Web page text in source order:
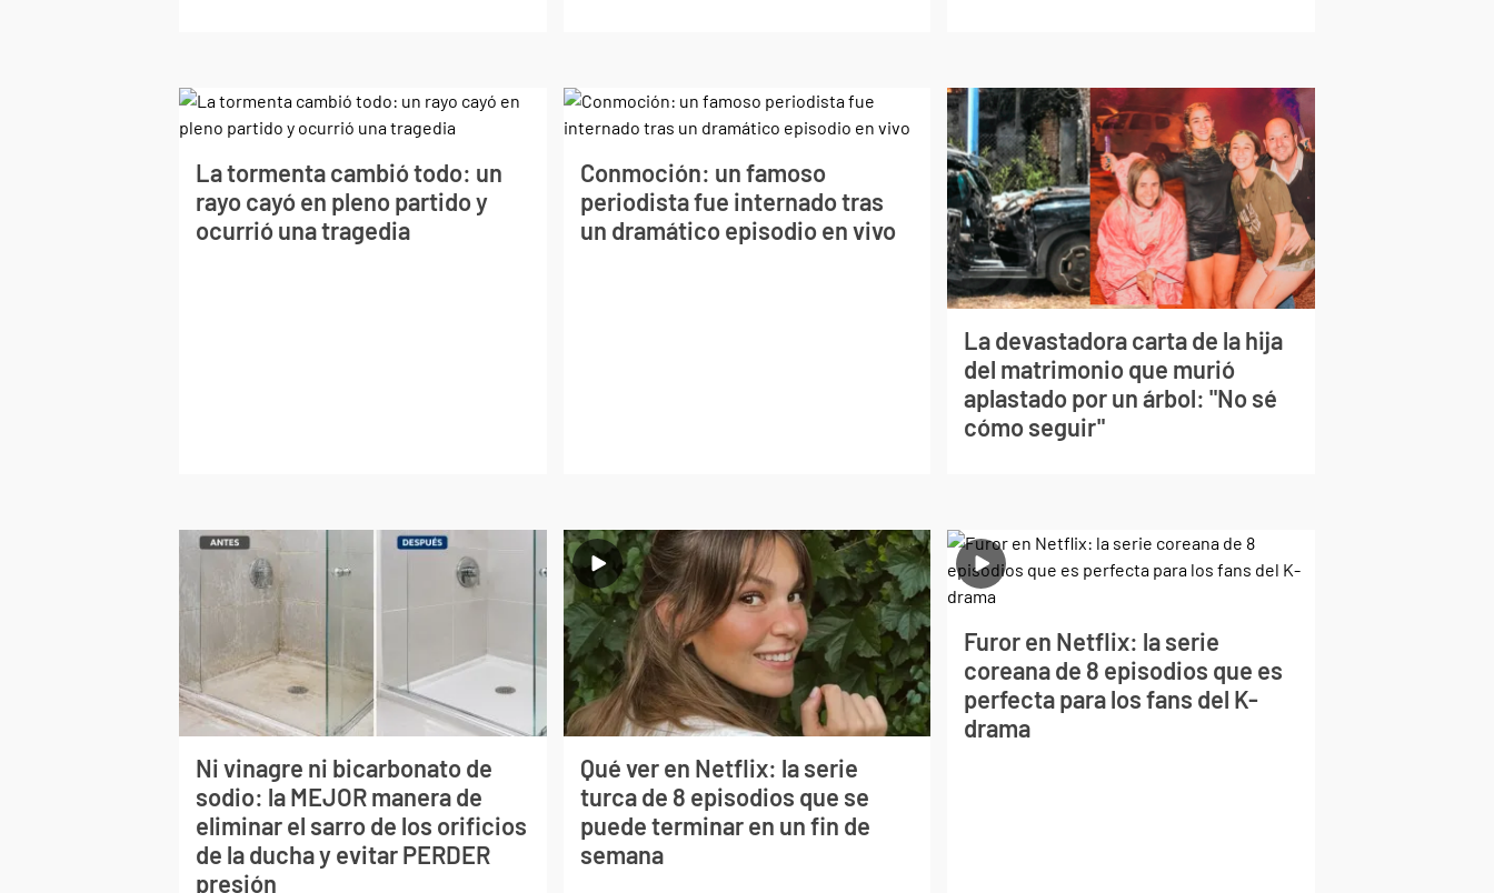
La tormenta cambió todo: un
rayo cayó en pleno partido y
ocurrió una tragedia
Conmoción: un famoso
periodista fue internado tras
un dramático episodio en vivo
La devastadora carta de la hija
del matrimonio que murió
aplastado por un árbol: "No sé
cómo seguir"
Ni vinagre ni bicarbonato de
sodio: la MEJOR manera de
eliminar el sarro de los orificios
de la ducha y evitar PERDER
presión
Qué ver en Netflix: la serie
turca de 8 episodios que se
puede terminar en un fin de
semana
Furor en Netflix: la serie
coreana de 8 episodios que es
perfecta para los fans del K-
drama